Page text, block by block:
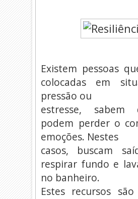
Existem pessoas
colocadas em
pressão ou
estresse,
podem perder o
emoções. Nestes
casos, buscam
respirar fundo e
no banheiro.
Estes recursos